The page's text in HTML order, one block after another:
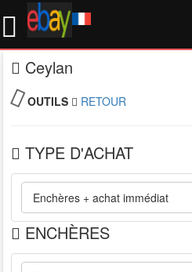
Ceylan
OUTILS RETOUR
TYPE D'ACHAT
ENCHÈRES